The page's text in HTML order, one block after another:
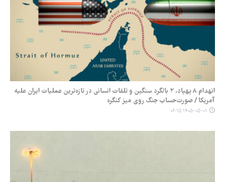
انهدام ۸ پهپاد، ۲ بالگرد سنگین و تلفات انسانی در تازه‌ترین عملیات ایران علیه
آمریکا / صورت‌حساب جنگ روی میز کنگره
۱۴۰۵-۰۵-۰۱ ۰۶:۱۵